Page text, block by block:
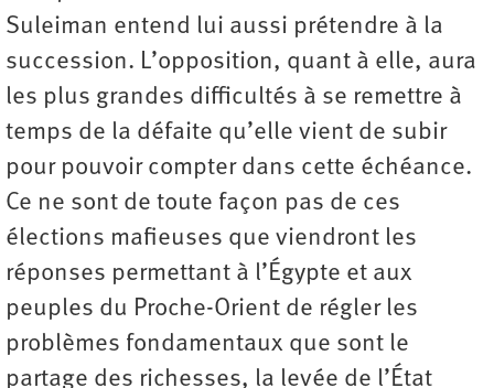
Suleiman entend lui aussi prétendre à la
succession. L’opposition, quant à elle, aura
les plus grandes difficultés à se remettre à
temps de la défaite qu’elle vient de subir
pour pouvoir compter dans cette échéance.
Ce ne sont de toute façon pas de ces
élections mafieuses que viendront les
réponses permettant à l’Égypte et aux
peuples du Proche-Orient de régler les
problèmes fondamentaux que sont le
partage des richesses, la levée de l’État